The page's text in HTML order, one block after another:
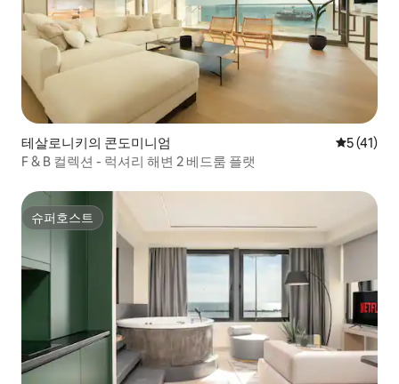
테살로니키의 콘도미니엄 평점 5점
5 (41)
F & B 컬렉션 - 럭셔리 해변 2 베드룸 플랫
슈퍼호스트
슈퍼호스트